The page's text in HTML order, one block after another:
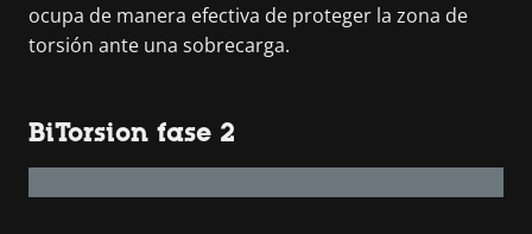
ocupa de manera efectiva de proteger la zona de
torsión ante una sobrecarga.
BiTorsion fase 2